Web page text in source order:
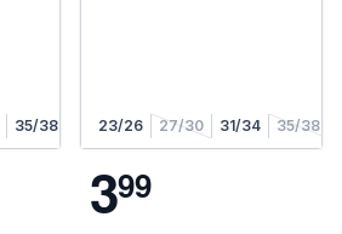
35/38 23/26 27/30 31/34 35/38
399